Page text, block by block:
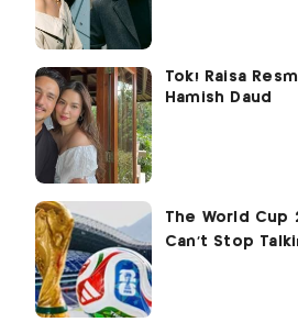
Tok! Raisa
Hamish Daud